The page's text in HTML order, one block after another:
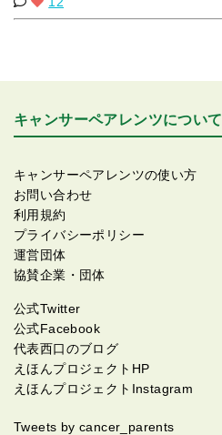
キャンサーペアレンツについて
キャンサーペアレンツの使い方
お問い合わせ
利用規約
プライバシーポリシー
運営団体
協賛企業・団体
公式Twitter
公式Facebook
代表西口のブログ
えほんプロジェクトHP
えほんプロジェクトInstagram
Tweets by cancer_parents